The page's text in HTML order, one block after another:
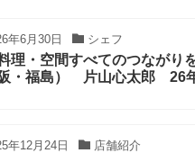
年6月30日 シェフ
理・空間すべてのつなが
阪・福島） 片山心太郎 26
年12月24日 店舗紹介